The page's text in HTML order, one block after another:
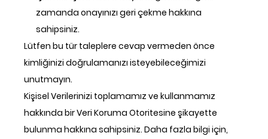
zamanda onayınızı geri çekme hakkına
sahipsiniz.
Lütfen bu tür taleplere cevap vermeden önce
kimliğinizi doğrulamanızı isteyebileceğimizi
unutmayın.
Kişisel Verilerinizi toplamamız ve kullanmamız
hakkında bir Veri Koruma Otoritesine şikayette
bulunma hakkına sahipsiniz. Daha fazla bilgi için,